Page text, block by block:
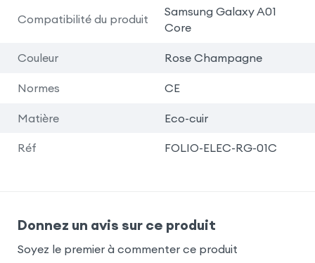
Compatibilité du produit
Samsung Galaxy A01
Core
Couleur Rose Champagne
Normes CE
Matière Eco-cuir
Réf FOLIO-ELEC-RG-01C
Donnez un avis sur ce produit
Soyez le premier à commenter ce produit